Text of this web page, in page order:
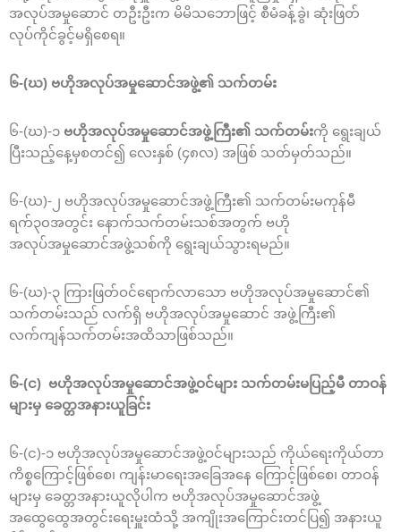
အလုပ်အမှုဆောင် တဦးဦးက မိမိသဘောဖြင့် စီမံခန့်ခွဲ၊ ဆုံးဖြတ်
လုပ်ကိုင်ခွင့်မရှိစေရ။
၆-(ဃ) ဗဟိုအလုပ်အမှုဆောင်အဖွဲ့၏ သက်တမ်း
၆-(ဃ)-၁ ဗဟိုအလုပ်အမှုဆောင်အဖွဲ့ကြီး၏ သက်တမ်းကို ရွေးချယ်
ပြီးသည့်နေ့မှစတင်၍ လေးနှစ် (၄၈လ) အဖြစ် သတ်မှတ်သည်။
၆-(ဃ)-၂ ဗဟိုအလုပ်အမှုဆောင်အဖွဲ့ကြီး၏ သက်တမ်းမကုန်မီ
ရက်၃၀အတွင်း နောက်သက်တမ်းသစ်အတွက် ဗဟို
အလုပ်အမှုဆောင်အဖွဲ့သစ်ကို ရွေးချယ်သွားရမည်။
၆-(ဃ)-၃ ကြားဖြတ်ဝင်ရောက်လာသော ဗဟိုအလုပ်အမှုဆောင်၏
သက်တမ်းသည် လက်ရှိ ဗဟိုအလုပ်အမှုဆောင် အဖွဲ့ကြီး၏
လက်ကျန်သက်တမ်းအထိသာဖြစ်သည်။
၆-(င) ဗဟိုအလုပ်အမှုဆောင်အဖွဲ့ဝင်များ သက်တမ်းမပြည့်မီ တာဝန်
များမှ ခေတ္တအနားယူခြင်း
၆-(င)-၁ ဗဟိုအလုပ်အမှု‌ဆောင်အဖွဲ့ဝင်များသည် ကိုယ်ရေးကိုယ်တာ
ကိစ္စကြောင့်ဖြစ်စေ၊ ကျန်းမာရေးအခြေအနေ ကြောင့်ဖြစ်စေ၊ တာဝန်
များမှ ခေတ္တအနားယူလိုပါက ဗဟိုအလုပ်အမှုဆောင်အဖွဲ့
အထွေထွေအတွင်းရေးမှူးထံသို့ အကျိုးအကြောင်းတင်ပြ၍ အနားယူ